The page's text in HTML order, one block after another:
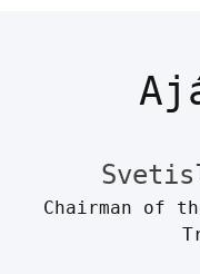
Chairman of